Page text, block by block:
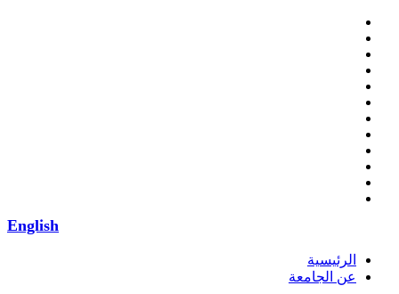
English
الرئيسية
عن الجامعة